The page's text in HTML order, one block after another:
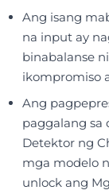
Ang isang
na input ay
binabalanse
ikompromiso
Ang
paggalang sa
Detektor ng
mga modelo
unlock ang